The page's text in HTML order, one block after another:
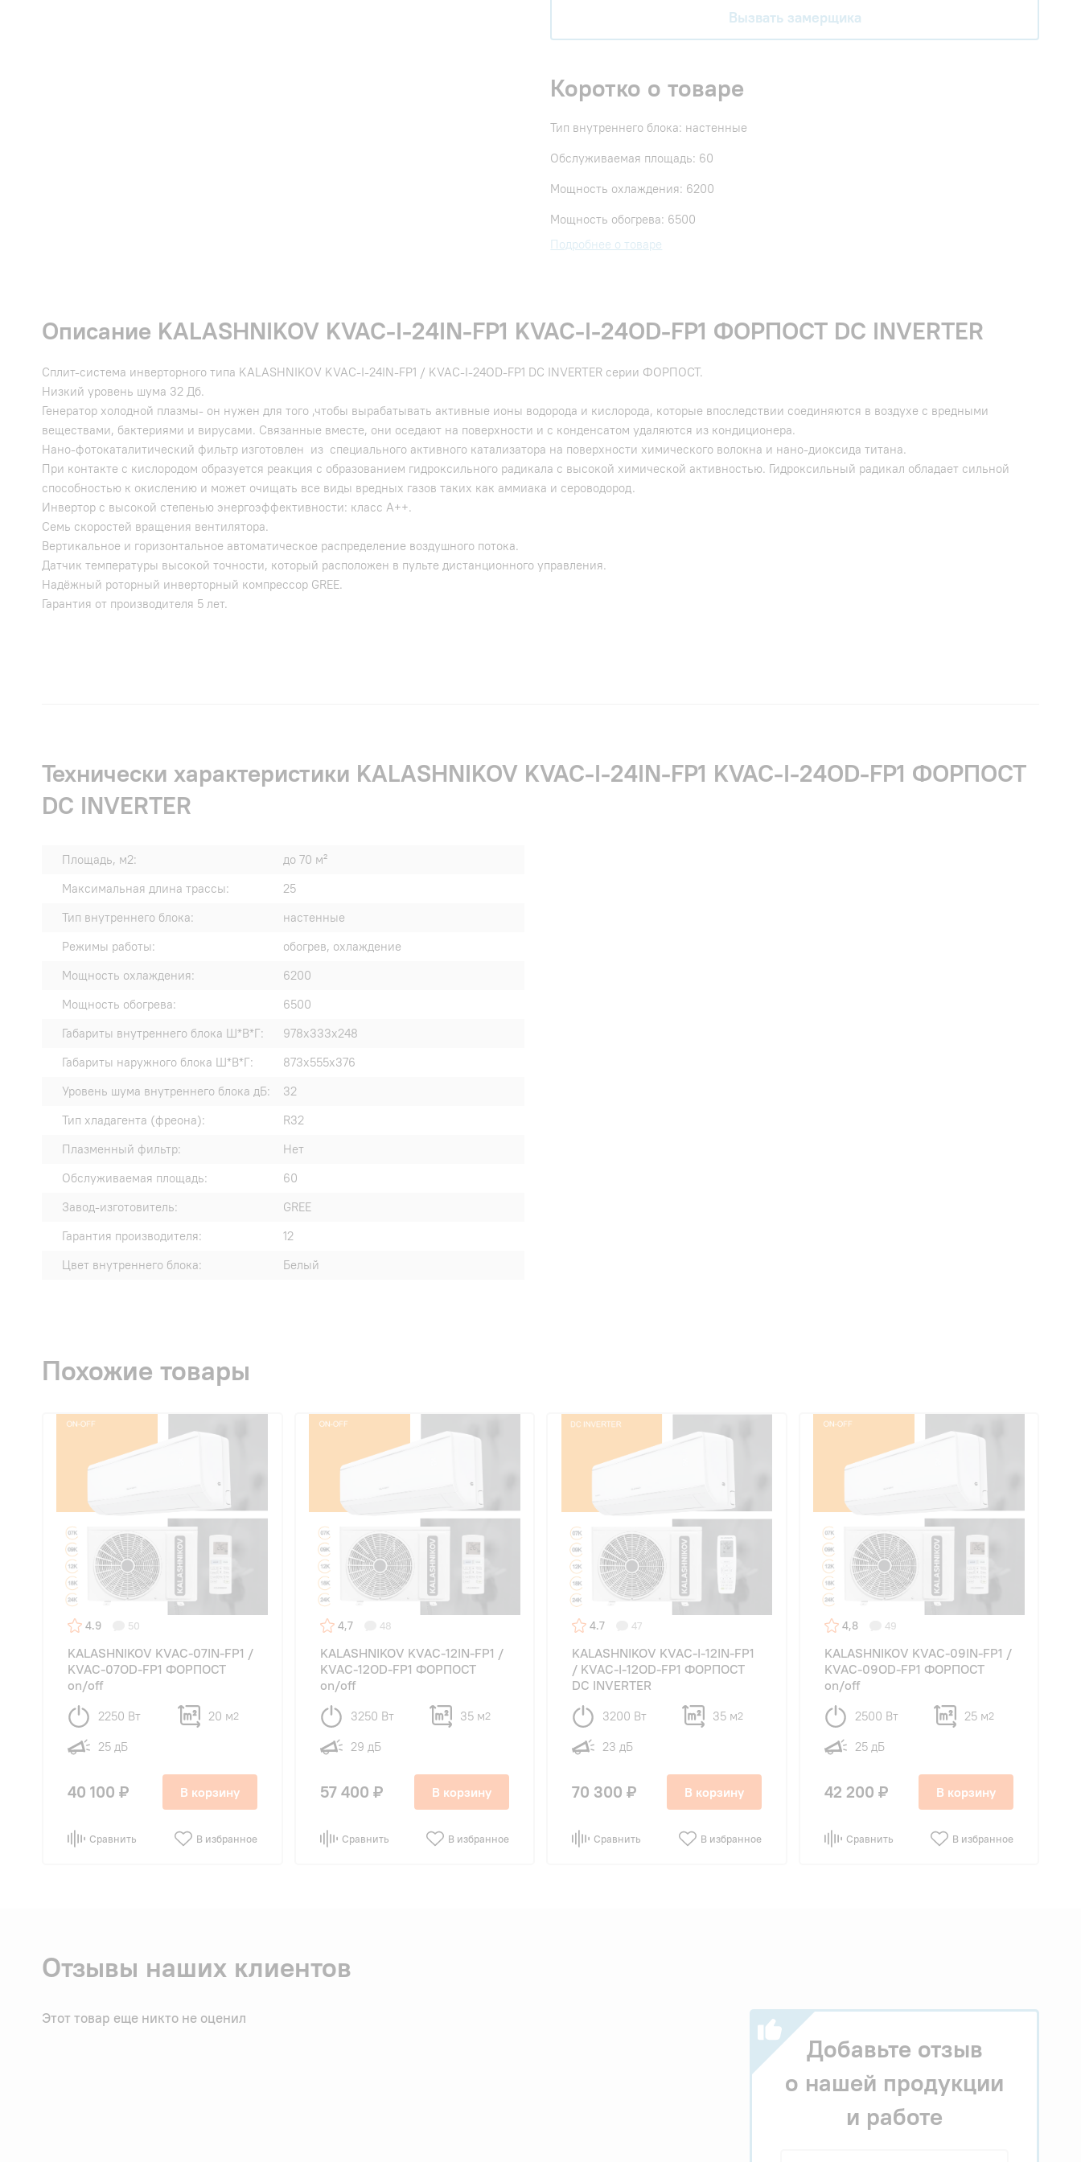
Вызвать замерщика
Коротко о товаре
Тип внутреннего блока: настенные
Обслуживаемая площадь: 60
Мощность охлаждения: 6200
Мощность обогрева: 6500
Подробнее о товаре
Описание KALASHNIKOV KVAC-I-24IN-FP1 KVAC-I-24OD-FP1 ФОРПОСТ DC INVERTER
Сплит-система инверторного типа KALASHNIKOV KVAC-I-24IN-FP1 / KVAC-I-24OD-FP1 DC INVERTER серии ФОРПОСТ.
Низкий уровень шума 32 Дб.
Генератор холодной плазмы- он нужен для того ,чтобы вырабатывать активные ионы водорода и кислорода, которые впоследствии соединяются в воздухе с вредными
веществами, бактериями и вирусами. Связанные вместе, они оседают на поверхности и с конденсатом удаляются из кондиционера.
Нано-фотокаталитический фильтр изготовлен из специального активного катализатора на поверхности химического волокна и нано-диоксида титана.
При контакте с кислородом образуется реакция с образованием гидроксильного радикала с высокой химической активностью. Гидроксильный радикал обладает сильной
способностью к окислению и может очищать все виды вредных газов таких как аммиака и сероводород.
Инвертор c высокой степенью энергоэффективности: класс А++.
Семь скоростей вращения вентилятора.
Вертикальное и горизонтальное автоматическое распределение воздушного потока.
Датчик температуры высокой точности, который расположен в пульте дистанционного управления.
Надёжный роторный инверторный компрессор GREE.
Гарантия от производителя 5 лет.
Технически характеристики KALASHNIKOV KVAC-I-24IN-FP1 KVAC-I-24OD-FP1 ФОРПОСТ
DC INVERTER
Площадь, м2:
до 70 м²
Максимальная длина трассы:
25
Тип внутреннего блока:
настенные
Режимы работы:
обогрев, охлаждение
Мощность охлаждения:
6200
Мощность обогрева:
6500
Габариты внутреннего блока Ш*В*Г:
978х333х248
Габариты наружного блока Ш*В*Г:
873х555х376
Уровень шума внутреннего блока дБ:
32
Тип хладагента (фреона):
R32
Плазменный фильтр:
Нет
Обслуживаемая площадь:
60
Завод-изготовитель:
GREE
Гарантия производителя:
12
Цвет внутреннего блока:
Белый
Похожие товары
4.9 50
KALASHNIKOV KVAC-07IN-FP1 /
KVAC-07OD-FP1 ФОРПОСТ
on/off
2250 Вт 20 м2
25 дБ
40 100 ₽ В корзину
Сравнить В избранное
4,7 48
KALASHNIKOV KVAC-12IN-FP1 /
KVAC-12OD-FP1 ФОРПОСТ
on/off
3250 Вт 35 м2
29 дБ
57 400 ₽ В корзину
Сравнить В избранное
4.7 47
KALASHNIKOV KVAC-I-12IN-FP1
/ KVAC-I-12OD-FP1 ФОРПОСТ
DC INVERTER
3200 Вт 35 м2
23 дБ
70 300 ₽ В корзину
Сравнить В избранное
4,8 49
KALASHNIKOV KVAC-09IN-FP1 /
KVAC-09OD-FP1 ФОРПОСТ
on/off
2500 Вт 25 м2
25 дБ
42 200 ₽ В корзину
Сравнить В избранное
Отзывы наших клиентов
Этот товар еще никто не оценил
Добавьте отзыв
о нашей продукции
и работе